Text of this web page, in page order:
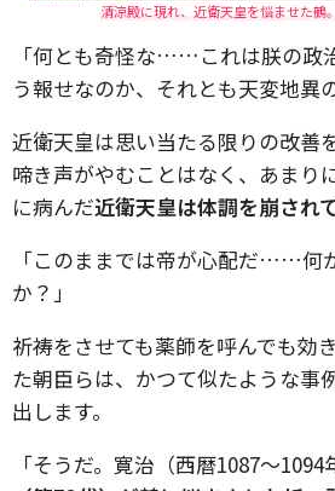
清涼殿に現れ、近衛天皇を悩ませた鵺
「何とも奇怪な……これは朕の政
う報せなのか、それとも天変地異
近衛天皇は思い当たる限りの改善
啼き声がやむことはなく、あまり
に病んだ近衛天皇は体調を崩され
「このままでは帝が心配だ……何
か？」
祈祷をさせても薬師を呼んでも効
た朝臣らは、かつて似たような事
出します。
「そうだ。寛治（西暦1087～1094